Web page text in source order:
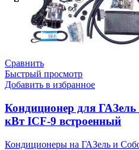
Сравнить
Быстрый просмотр
Добавить в избранное
Кондиционер для
кВт ICF-9 встроенный
Кондиционеры на ГАЗель и